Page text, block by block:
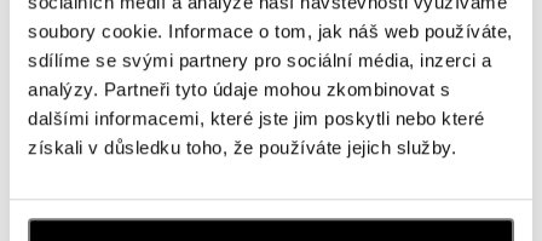
soubory cookie. Informace o tom, jak náš web používáte,
sdílíme se svými partnery pro sociální média, inzerci a
analýzy. Partneři tyto údaje mohou zkombinovat s
dalšími informacemi, které jste jim poskytli nebo které
získali v důsledku toho, že používáte jejich služby.
Všechny Česko Slovensko
ALO diamonds OC Forum Nová Karolina,
Ostrava
tel.: +420 603 166 013, +420 603 565 187
dnes otevřeno do 21:00